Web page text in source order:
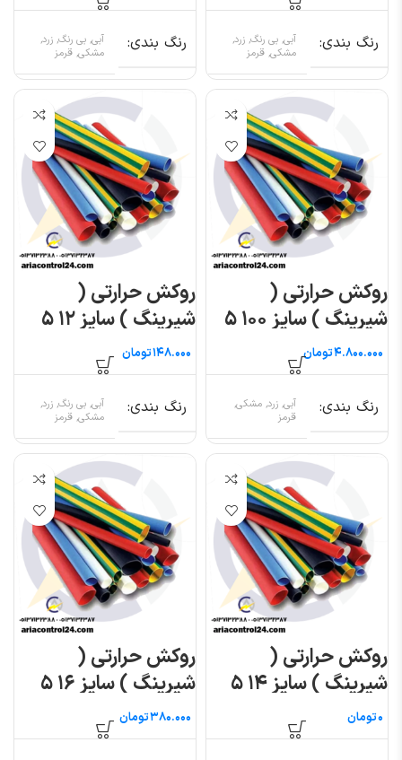
رنگ بندی
آبی, بی رنگ, زرد,
مشکی, قرمز
رنگ بندی
آبی, بی رنگ, زرد,
مشکی, قرمز
روکش حرارتی (
شیرینگ ) سایز ۱۰۰ ۵
متری
تومان
رنگ بندی
آبی, زرد, مشکی,
قرمز
روکش حرارتی (
شیرینگ ) سایز ۱۲ ۵
متریتومان
رنگ بندی
آبی, بی رنگ, زرد,
مشکی, قرمز
روکش حرارتی (
شیرینگ ) سایز ۱۴ ۵
متری
تومان
روکش حرارتی (
شیرینگ ) سایز ۱۶ ۵
متری تومان